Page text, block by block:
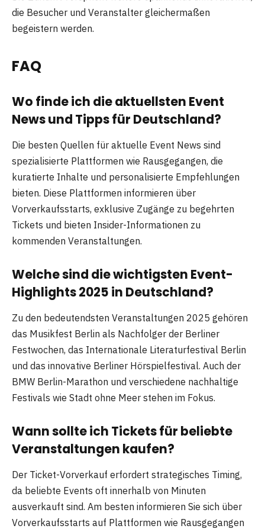
die Besucher und Veranstalter gleichermaßen
begeistern werden.
FAQ
Wo finde ich die aktuellsten Event
News und Tipps für Deutschland?
Die besten Quellen für aktuelle Event News sind
spezialisierte Plattformen wie Rausgegangen, die
kuratierte Inhalte und personalisierte Empfehlungen
bieten. Diese Plattformen informieren über
Vorverkaufsstarts, exklusive Zugänge zu begehrten
Tickets und bieten Insider-Informationen zu
kommenden Veranstaltungen.
Welche sind die wichtigsten Event-
Highlights 2025 in Deutschland?
Zu den bedeutendsten Veranstaltungen 2025 gehören
das Musikfest Berlin als Nachfolger der Berliner
Festwochen, das Internationale Literaturfestival Berlin
und das innovative Berliner Hörspielfestival. Auch der
BMW Berlin-Marathon und verschiedene nachhaltige
Festivals wie Stadt ohne Meer stehen im Fokus.
Wann sollte ich Tickets für beliebte
Veranstaltungen kaufen?
Der Ticket-Vorverkauf erfordert strategisches Timing,
da beliebte Events oft innerhalb von Minuten
ausverkauft sind. Am besten informieren Sie sich über
Vorverkaufsstarts auf Plattformen wie Rausgegangen